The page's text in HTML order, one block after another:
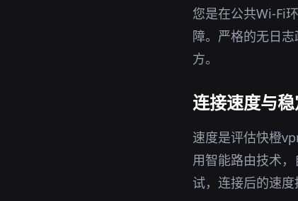
您是在公共Wi-Fi
障。严格的无日
方。
连接速度与
速度是评估快橙
用智能路由技术
试，连接后的速